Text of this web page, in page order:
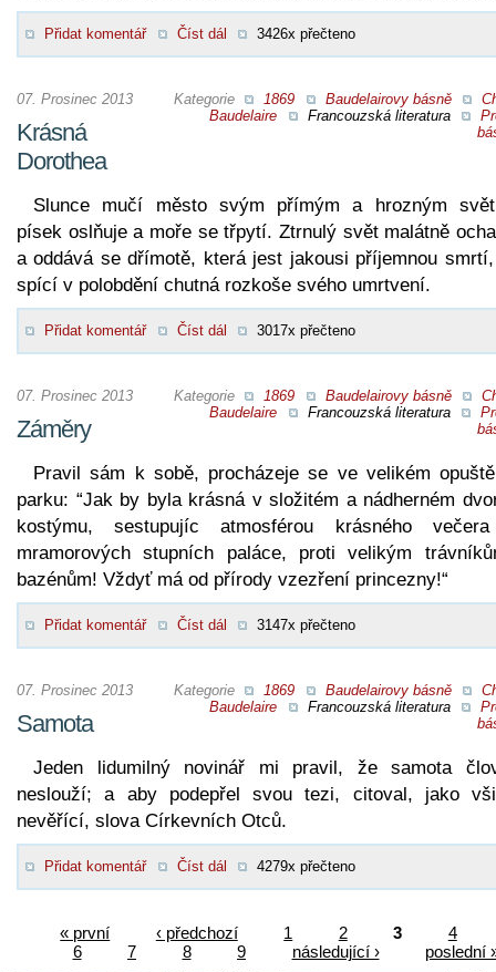
Přidat komentář Číst dál 3426x přečteno
Kategorie 1869 Baudelairovy básně
Baudelaire
Francouzská literatura
07. Prosinec 2013
Krásná
Dorothea
Slunce mučí město svým přímým a hrozným
písek oslňuje a moře se třpytí. Ztrnulý svět malátně
a oddává se dřímotě, která jest jakousi příjemnou
spící v polobdění chutná rozkoše svého umrtvení.
Přidat komentář Číst dál 3017x přečteno
Kategorie 1869 Baudelairovy básně
Baudelaire
Francouzská literatura
07. Prosinec 2013
Záměry
Pravil sám k sobě, procházeje se ve velikém
parku: “Jak by byla krásná v složitém a nádherném
kostýmu, sestupujíc atmosférou krásného
mramorových stupních paláce, proti velikým
bazénům! Vždyť má od přírody vzezření princezny!“
Přidat komentář Číst dál 3147x přečteno
Kategorie 1869 Baudelairovy básně
Baudelaire
Francouzská literatura
07. Prosinec 2013
Samota
Jeden lidumilný novinář mi pravil, že samota
neslouží; a aby podepřel svou tezi, citoval, jako
nevěřící, slova Církevních Otců.
Přidat komentář Číst dál 4279x přečteno
« první ‹ předchozí 1 2 3
4
6
7 8 9 následující › poslední